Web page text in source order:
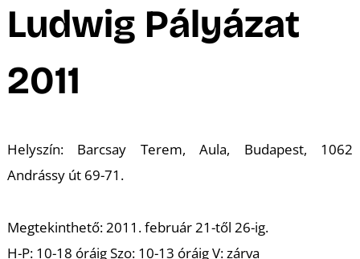
Ludwig Pályázat
2011
Helyszín: Barcsay Terem, Aula, Budapest, 1062
Andrássy út 69-71.
Megtekinthető: 2011. február 21-től 26-ig.
H-P: 10-18 óráig Szo: 10-13 óráig V: zárva